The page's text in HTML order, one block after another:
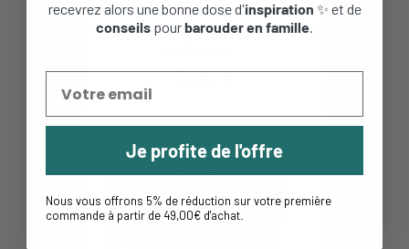
Livre tissu d’activité « Les amis
32,90 €
recevrez alors une bonne dose d'inspiration ✨ et de
conseils pourbarouder en famille.
Je profite de l'offre
Nous vous offrons 5% de réduction sur votre première
commande à partir de 49,00€ d'achat.